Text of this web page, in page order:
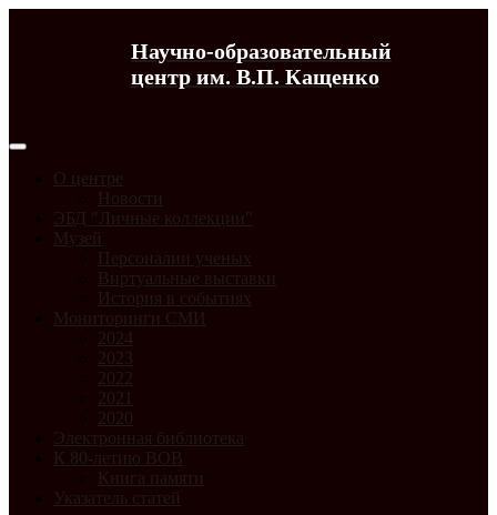
Научно-образовательный
центр им. В.П. Кащенко
О центре
Новости
ЭБД "Личные коллекции"
Музей
Персоналии ученых
Виртуальные выставки
История в событиях
Мониторинги СМИ
2024
2023
2022
2021
2020
Электронная библиотека
К 80-летию ВОВ
Книга памяти
Указатель статей